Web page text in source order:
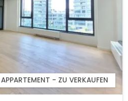
APPARTEMENT - ZU VERKAUFEN